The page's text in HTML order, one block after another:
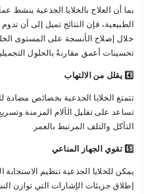
بما أن العلاج بالخلايا الجذعية ينشط
الطبيعية، فإن النتائج تميل إلى أن
خلال إصلاح الأنسجة على المستوى
تحسينات أعمق مقارنةً بالحلول
4️⃣ يقلل من الالتهاب
تتمتع الخلايا الجذعية بخصائص مضادة
تساعد على تقليل الآلام المزمنة
التآكل والتلف المرتبط بالعمر.
5️⃣ تقوي الجهاز المناعي
يمكن للخلايا الجذعية تنظيم
إطلاق جزيئات الإشارات التي توازن